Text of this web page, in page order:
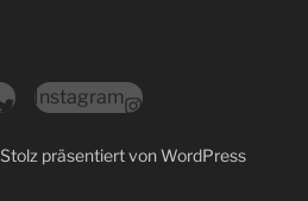
Instagram
Stolz präsentiert von WordPress